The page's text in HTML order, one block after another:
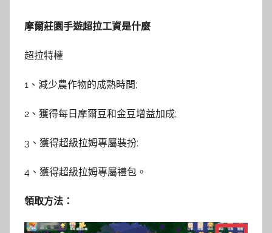
摩爾莊園手遊超拉工資是什麼
超拉特權
1、減少農作物的成熟時間;
2、獲得每日摩爾豆和金豆增益加成;
3、獲得超級拉姆專屬裝扮;
4、獲得超級拉姆專屬禮包。
領取方法：